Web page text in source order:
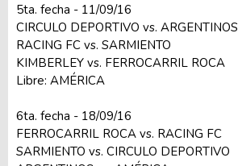
5ta. fecha - 11/09/16
CIRCULO DEPORTIVO vs. ARGENTINOS
RACING FC vs. SARMIENTO
KIMBERLEY vs. FERROCARRIL ROCA
Libre: AMÉRICA
6ta. fecha - 18/09/16
FERROCARRIL ROCA vs. RACING FC
SARMIENTO vs. CIRCULO DEPORTIVO